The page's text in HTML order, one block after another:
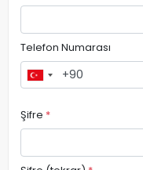
Telefon Numarası
Şifre *